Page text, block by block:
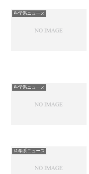
科学系ニュース
科学系ニュース
科学系ニュース